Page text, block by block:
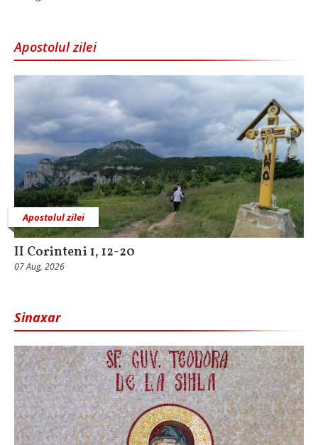
Apostolul zilei
Apostolul zilei
II Corinteni 1, 12-20
07 Aug, 2026
Sinaxar